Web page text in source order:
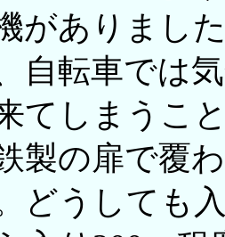
がありまし
自転車では
てしまうこ
製の扉で覆
どうしても